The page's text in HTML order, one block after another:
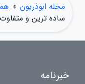
مجله ابوذریون »
ساده ترین و
خبرنامه